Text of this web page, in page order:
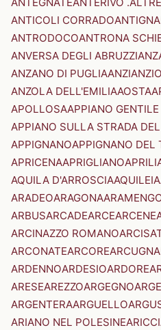
ANTICOLI CORRADO
ANTRODOCOANTRONA
ANVERSA DEGLI ABRUZZI
ANZANO DI PUGLIAANZIANZIO
ANZOLA DELL'EMILIAAOSTA
APOLLOSAAPPIANO GENTILE
APPIANO SULLA STRADA
APPIGNANOAPPIGNANO DEL
APRICENAAPRIGLIANO
AQUILA D'ARROSCIAAQUILEIA
ARADEOARAGONA
ARBUSARCADEARCEARCENE
ARCINAZZO ROMANO
ARCONATEARCORE
ARDENNOARDESIOARDORE
ARESEAREZZOARGEGNO
ARGENTERAARGUELLO
ARIANO NEL POLESINE